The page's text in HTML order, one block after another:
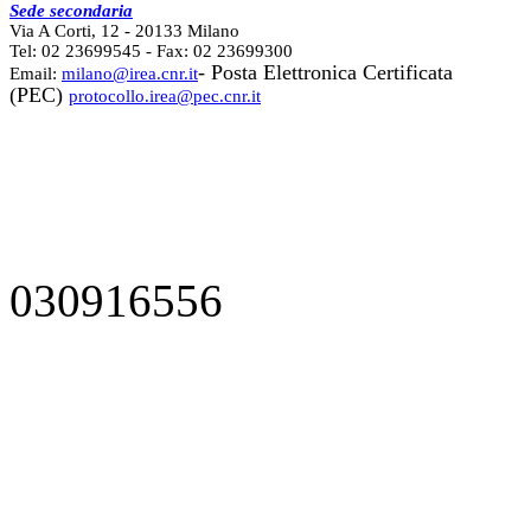
Sede secondaria
Via A Corti, 12 - 20133 Milano
Tel: 02 23699545 - Fax: 02 23699300
Email: milano@irea.cnr.it- Posta Elettronica Certificata
(PEC) protocollo.irea@pec.cnr.it
030916556